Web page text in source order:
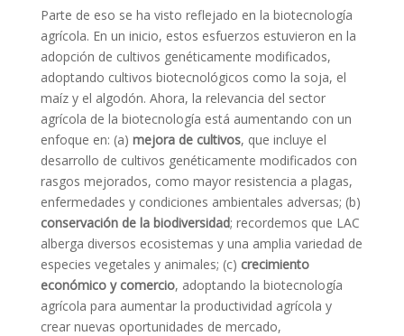
Parte de eso se ha visto reflejado en la biotecnología
agrícola. En un inicio, estos esfuerzos estuvieron en la
adopción de cultivos genéticamente modificados,
adoptando cultivos biotecnológicos como la soja, el
maíz y el algodón. Ahora, la relevancia del sector
agrícola de la biotecnología está aumentando con un
enfoque en: (a) mejora de cultivos, que incluye el
desarrollo de cultivos genéticamente modificados con
rasgos mejorados, como mayor resistencia a plagas,
enfermedades y condiciones ambientales adversas; (b)
conservación de la biodiversidad; recordemos que LAC
alberga diversos ecosistemas y una amplia variedad de
especies vegetales y animales; (c) crecimiento
económico y comercio, adoptando la biotecnología
agrícola para aumentar la productividad agrícola y
crear nuevas oportunidades de mercado,